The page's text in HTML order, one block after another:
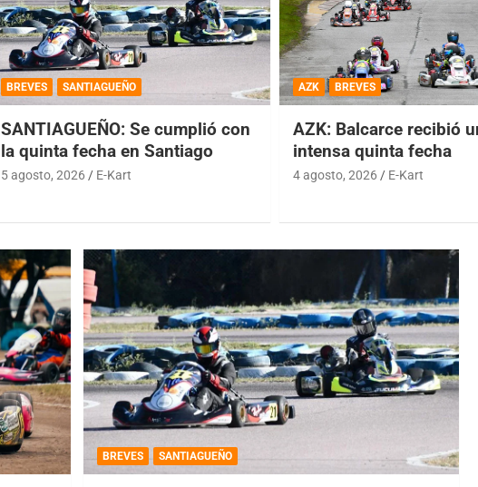
BREVES SANTIAGUEÑO
SANTIAGUEÑO: Se cumplió con
la quinta fecha en Santiago
5 agosto, 2026 E-Kart
AZK BREVES
AZK: Balcarce recibió
intensa quinta fecha
4 agosto, 2026 E-Kart
BREVES SANTIAGUEÑO